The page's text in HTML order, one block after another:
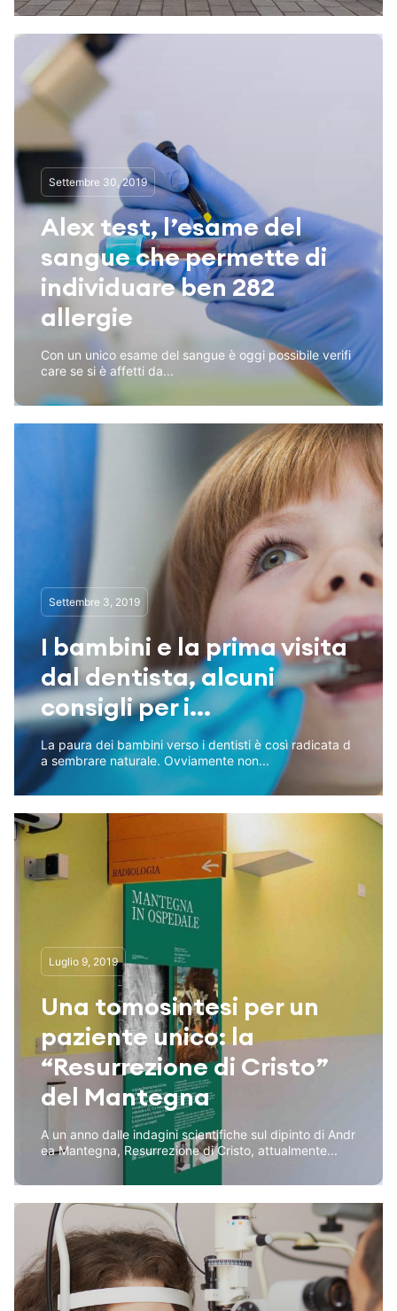
Settembre 30, 2019
Alex test, l’esame del
sangue che permette di
individuare ben 282
allergie
Con un unico esame del sangue è oggi possibile verifi
care se si è affetti da...
Settembre 3, 2019
I bambini e la prima visita
dal dentista, alcuni
consigli per i...
La paura dei bambini verso i dentisti è così radicata d
a sembrare naturale. Ovviamente non...
Luglio 9, 2019
Una tomosintesi per un
paziente unico: la
“Resurrezione di Cristo”
del Mantegna
A un anno dalle indagini scientifiche sul dipinto di Andr
ea Mantegna, Resurrezione di Cristo, attualmente...